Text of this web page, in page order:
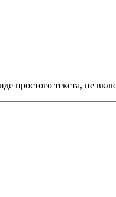
простого текста, не